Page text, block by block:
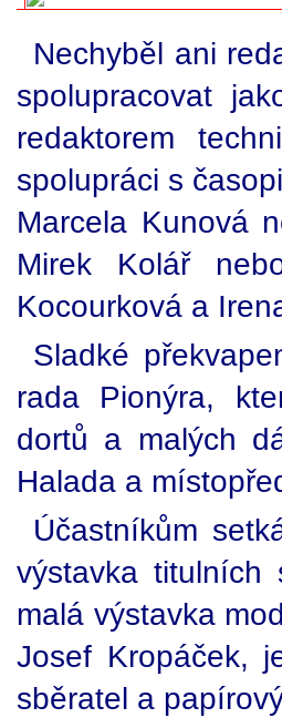
Nechyběl ani
spolupracovat
redaktorem
spolupráci s
Marcela Kunová
Mirek Kolář
Kocourková a
Sladké
rada Pionýra,
dortů a malých
Halada a
Účastníkům
výstavka
malá výstavka
Josef Kropáček,
sběratel a